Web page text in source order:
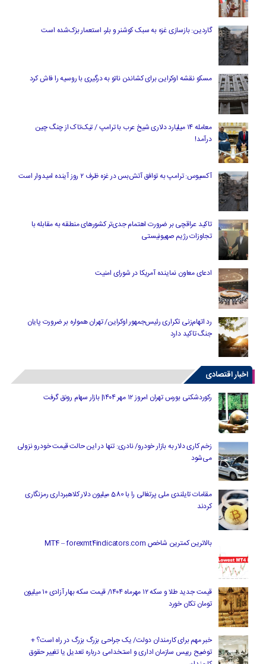
گاردین: بازسازی غزه به سبک کوشنر و بلر، استعمار بزک‌شده است
مسکو نقشه اوکراین برای کشاندن ناتو به درگیری با روسیه را فاش کرد
معامله ۱۴ میلیارد دلاری شیخ عرب با ترامپ / تیک‌تاک از چنگ چین
درآمد!
آکسیوس: ترامپ به توافق آتش‌بس در غزه ظرف ۲ روز آینده امیدوار است
تاکید عراقچی بر ضرورت اهتمام جدی‌تر کشورهای منطقه به مقابله با
تجاوزات رژیم صهیونیستی
ادعای معاون نماینده آمریکا در شورای امنیت
رد اتهام‌زنی تکراری رئیس‌جمهور اوکراین/ تهران همواره بر ضرورت پایان
جنگ تاکید دارد
اخبار اقتصادی
رکوردشکنی بورس تهران امروز ۱۲ مهر ۱۴۰۴| بازار سهام رونق گرفت
زخم کاری دلار به بازار خودرو/ نادری: تنها در این حالت قیمت خودرو نزولی
می‌شود
مقامات تایلندی ملی پرتغالی را با 580 میلیون دلار کلاهبرداری رمزنگاری
کردند
بالاترین کمترین شاخص MT4 – forexmt4indicators.com
قیمت جدید طلا و سکه ۱۲ مهرماه ۱۴۰۴/ قیمت سکه بهار آزادی ۱۰ میلیون
تومان تکان خورد
خبر مهم برای کارمندان دولت/ یک جراحی بزرگ بزرگ در راه است؟ +
توضیح رییس سازمان اداری و استخدامی درباره تعدیل یا تغییر حقوق